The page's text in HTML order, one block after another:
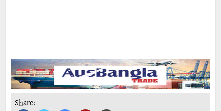
Share: